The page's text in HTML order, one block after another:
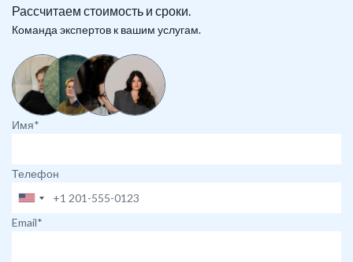
Рассчитаем стоимость и сроки.
Команда экспертов к вашим услугам.
Имя*
Телефон
Email*